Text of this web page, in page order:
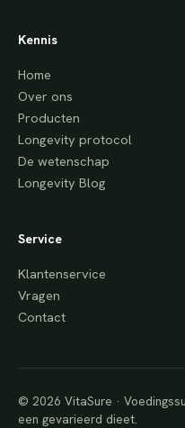
Kennis
Home
Over ons
Producten
Longevity protocol
De wetenschap
Longevity Blog
Service
Klantenservice
Vragen
Contact
© 2026 VitaSure ·
een gevarieerd dieet.